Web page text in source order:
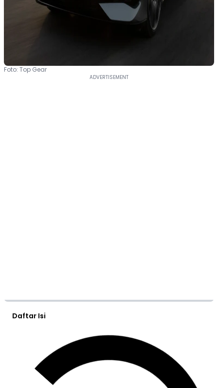
Foto: Top Gear
Daftar Isi